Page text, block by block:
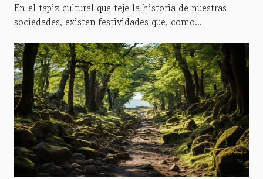
En el tapiz cultural que teje la historia de nuestras
sociedades, existen festividades que, como...